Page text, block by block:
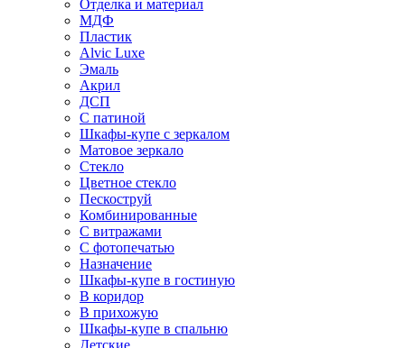
Отделка и материал
МДФ
Пластик
Alvic Luxe
Эмаль
Акрил
ДСП
С патиной
Шкафы-купе с зеркалом
Матовое зеркало
Стекло
Цветное стекло
Пескоструй
Комбинированные
С витражами
С фотопечатью
Назначение
Шкафы-купе в гостиную
В коридор
В прихожую
Шкафы-купе в спальню
Детские